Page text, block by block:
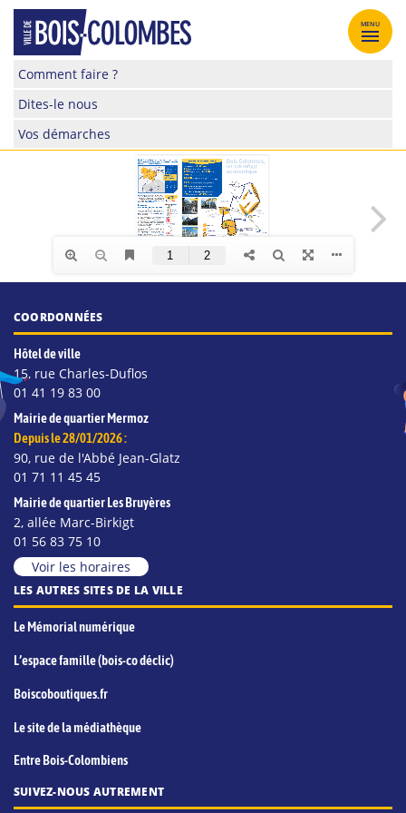
Skip
content
Site
de
la
Comment faire ?
Dites-le nous
Vos démarches
MENU
COORDONNÉES
Hôtel de ville
15, rue Charles-Duflos
01 41 19 83 00
Mairie de quartier Mermoz
Depuis le 28/01/2026 :
90, rue de l'Abbé Jean-Glatz
01 71 11 45 45
Mairie de quartier Les Bruyères
2, allée Marc-Birkigt
01 56 83 75 10
Voir les horaires
LES AUTRES SITES DE LA VILLE
Le Mémorial numérique
L’espace famille (bois-co déclic)
Boiscoboutiques.fr
Le site de la médiathèque
Entre Bois-Colombiens
SUIVEZ-NOUS AUTREMENT